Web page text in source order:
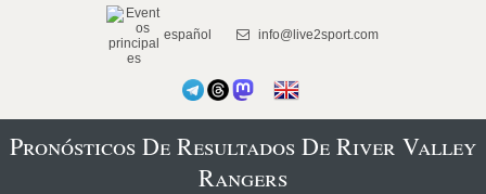
español info@live2sport.com
Pronósticos De Resultados De River Valley
Rangers